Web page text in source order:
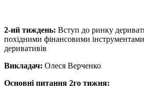
2-ий тиждень: Вступ до ринку
похідними фінансовими
деривативів
Викладач: Олеся Верченко
Основні питання 2го тижня: